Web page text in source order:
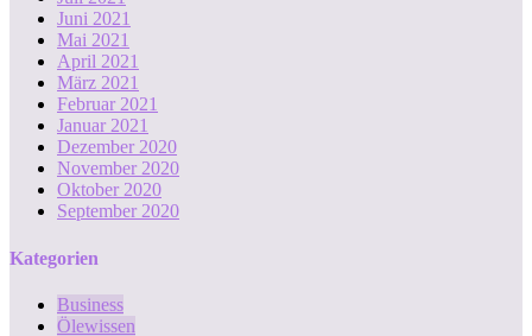
Juni 2021
Mai 2021
April 2021
März 2021
Februar 2021
Januar 2021
Dezember 2020
November 2020
Oktober 2020
September 2020
Kategorien
Business
Ölewissen